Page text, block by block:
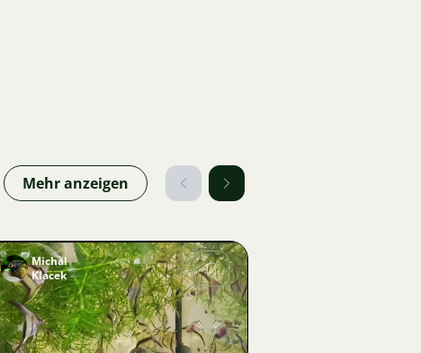
Mehr anzeigen
Bild
Michal
Klacek